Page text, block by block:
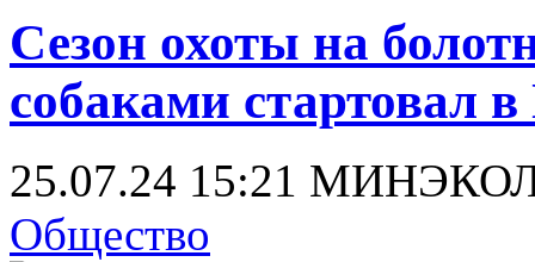
Сезон охоты на
собаками стартовал
25.07.24 15:21
Общество